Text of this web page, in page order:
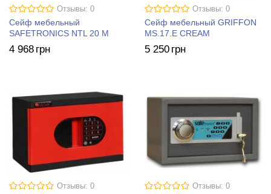
Отзывы: 0
Сейф мебельный
SAFETRONICS NTL 20 M
4 968 грн
Отзывы: 0
Сейф мебельный GRIFFON
MS.17.E CREAM
5 250 грн
Отзывы: 0 Отзывы: 0